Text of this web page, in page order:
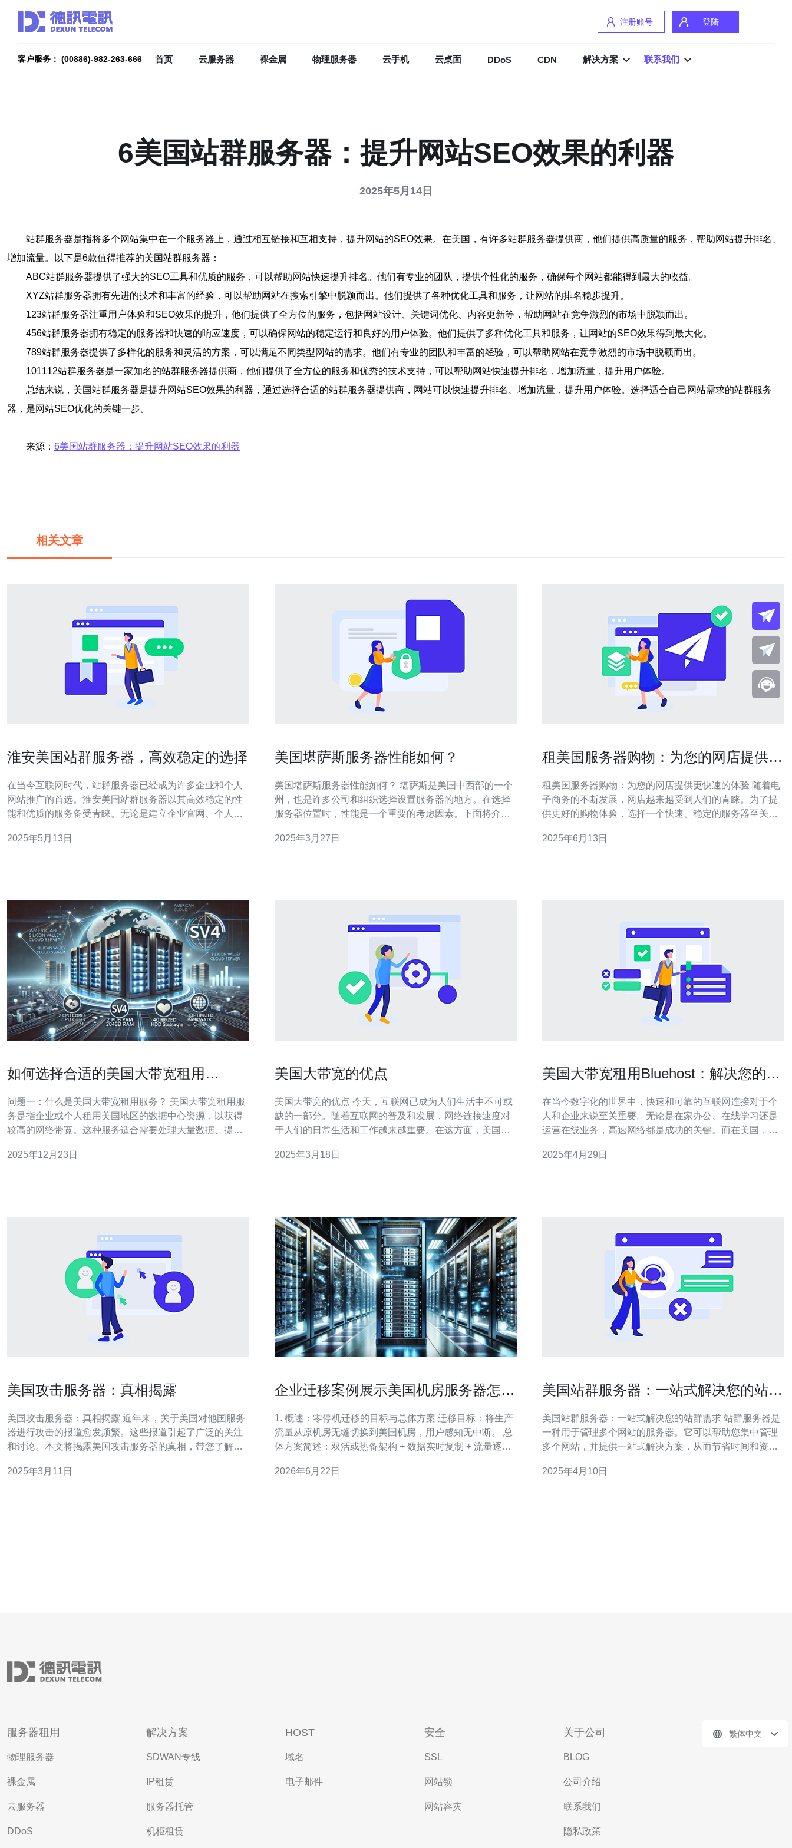
注册账号 登陆
客户服务： (00886)-982-263-666 首页 云服务器 裸金属 物理服务器 云手机 云桌面 DDoS CDN 解决方案 联系我们
6美国站群服务器：提升网站SEO效果的利器
2025年5月14日
站群服务器是指将多个网站集中在一个服务器上，通过相互链接和互相支持，提升网站的SEO效果。在美国，有许多站群服务器提供商，他们提供高质量的服务，帮助网站提升排名、
增加流量。以下是6款值得推荐的美国站群服务器：
ABC站群服务器提供了强大的SEO工具和优质的服务，可以帮助网站快速提升排名。他们有专业的团队，提供个性化的服务，确保每个网站都能得到最大的收益。
XYZ站群服务器拥有先进的技术和丰富的经验，可以帮助网站在搜索引擎中脱颖而出。他们提供了各种优化工具和服务，让网站的排名稳步提升。
123站群服务器注重用户体验和SEO效果的提升，他们提供了全方位的服务，包括网站设计、关键词优化、内容更新等，帮助网站在竞争激烈的市场中脱颖而出。
456站群服务器拥有稳定的服务器和快速的响应速度，可以确保网站的稳定运行和良好的用户体验。他们提供了多种优化工具和服务，让网站的SEO效果得到最大化。
789站群服务器提供了多样化的服务和灵活的方案，可以满足不同类型网站的需求。他们有专业的团队和丰富的经验，可以帮助网站在竞争激烈的市场中脱颖而出。
101112站群服务器是一家知名的站群服务器提供商，他们提供了全方位的服务和优秀的技术支持，可以帮助网站快速提升排名，增加流量，提升用户体验。
总结来说，美国站群服务器是提升网站SEO效果的利器，通过选择合适的站群服务器提供商，网站可以快速提升排名、增加流量，提升用户体验。选择适合自己网站需求的站群服务
器，是网站SEO优化的关键一步。
来源： 6美国站群服务器：提升网站SEO效果的利器
相关文章
淮安美国站群服务器，高效稳定的选择
在当今互联网时代，站群服务器已经成为许多企业和个人
网站推广的首选。淮安美国站群服务器以其高效稳定的性
能和优质的服务备受青睐。无论是建立企业官网、个人博
的选择。 淮安美国站群服务器采用先进的硬件设备和优质
2025年5月13日
美国堪萨斯服务器性能如何？
美国堪萨斯服务器性能如何？ 堪萨斯是美国中西部的一个
州，也是许多公司和组织选择设置服务器的地方。在选择
服务器位置时，性能是一个重要的考虑因素。下面将介绍
带，地理位置优越。对于覆盖全美国的服务，堪萨斯服务
2025年3月27日
租美国服务器购物：为您的网店提供更
租美国服务器购物：为您的网店提供更快速的体验 随着电
子商务的不断发展，网店越来越受到人们的青睐。为了提
供更好的购物体验，选择一个快速、稳定的服务器至关重
将为您详细介绍。 美国作为全球最大的互联网市场之一，
2025年6月13日
如何选择合适的美国大带宽租用
问题一：什么是美国大带宽租用服务？ 美国大带宽租用服
务是指企业或个人租用美国地区的数据中心资源，以获得
较高的网络带宽。这种服务适合需要处理大量数据、提供
保网站的快速加载速度和稳定性，提升用户体验。 问题
2025年12月23日
美国大带宽的优点
美国大带宽的优点 今天，互联网已成为人们生活中不可或
缺的一部分。随着互联网的普及和发展，网络连接速度对
于人们的日常生活和工作越来越重要。在这方面，美国拥
大带宽网络使用户能够享受到高速的网络体验。无论是观
2025年3月18日
美国大带宽租用Bluehost：解决您的高
在当今数字化的世界中，快速和可靠的互联网连接对于个
人和企业来说至关重要。无论是在家办公、在线学习还是
运营在线业务，高速网络都是成功的关键。而在美国，
户提供高性能、稳定可靠的网络连接。 Bluehost是美国最
2025年4月29日
美国攻击服务器：真相揭露
美国攻击服务器：真相揭露 近年来，关于美国对他国服务
器进行攻击的报道愈发频繁。这些报道引起了广泛的关注
和讨论。本文将揭露美国攻击服务器的真相，带您了解背
网络军事实力。在国家安全和反恐行动中，美国政府多次
2025年3月11日
企业迁移案例展示美国机房服务器怎么
1. 概述：零停机迁移的目标与总体方案 迁移目标：将生产
流量从原机房无缝切换到美国机房，用户感知无中断。 总
体方案简述：双活或热备架构 + 数据实时复制 + 流量逐步
保证数据库一致性、会话管理与文件同步是成功的三大核
2026年6月22日
美国站群服务器：一站式解决您的站群
美国站群服务器：一站式解决您的站群需求 站群服务器是
一种用于管理多个网站的服务器。它可以帮助您集中管理
多个网站，并提供一站式解决方案，从而节省时间和资
一，为用户提供高效、稳定的服务。 美国站群服务器具有
2025年4月10日
服务器租用
物理服务器
裸金属
云服务器
DDoS
解决方案
SDWAN专线
IP租赁
服务器托管
机柜租赁
HOST
域名
电子邮件
安全
SSL
网站锁
网站容灾
关于公司
BLOG
公司介绍
联系我们
隐私政策
繁体中文